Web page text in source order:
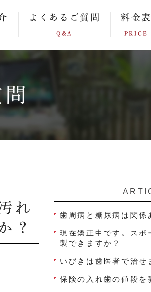
よくあるご質問
Q&A
料金表
PRICE
問
れ
？
歯周病と糖尿病は関係
現在矯正中です。スポ
製できますか？
いびきは歯医者で治せ
保険の入れ歯の値段を